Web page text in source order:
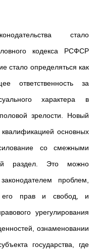
стало
кодекса РСФСР
стало определяться как
ответственность за
характера в
зрелости. Новый
основных
со смежными
раздел. Это можно
проблем,
его прав и свобод, и
урегулирования
ознаменовании
государства, где